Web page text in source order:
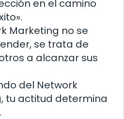
en el camino
Marketing no se
se trata de
a alcanzar sus
del Network
tu actitud determina